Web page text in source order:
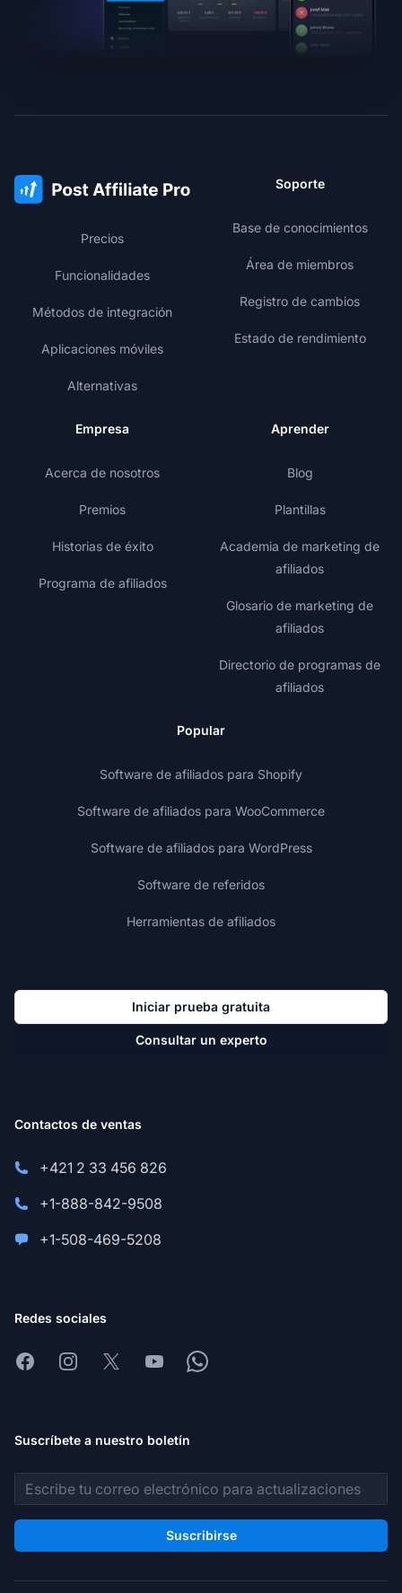
Precios
Funcionalidades
Métodos de integración
Aplicaciones móviles
Alternativas
Soporte
Base de conocimientos
Área de miembros
Registro de cambios
Estado de rendimiento
Empresa
Acerca de nosotros
Premios
Historias de éxito
Programa de afiliados
Aprender
Blog
Plantillas
Academia de marketing de
afiliados
Glosario de marketing de
afiliados
Directorio de programas de
afiliados
Popular
Software de afiliados para Shopify
Software de afiliados para WooCommerce
Software de afiliados para WordPress
Software de referidos
Herramientas de afiliados
Iniciar prueba gratuita
Consultar un experto
Contactos de ventas
+421 2 33 456 826
+1-888-842-9508
+1-508-469-5208
Redes sociales
FacebookInstagram
X YoutubeWhatsapp
Suscríbete a nuestro boletín
Dirección de correo electrónico
Suscribirse